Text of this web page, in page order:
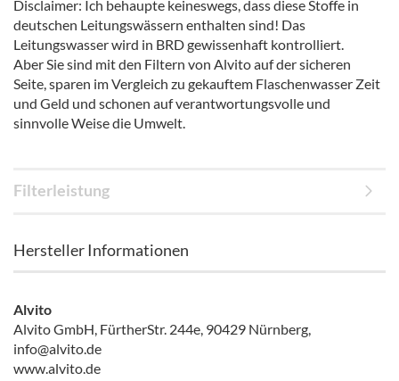
Disclaimer: Ich behaupte keineswegs, dass diese Stoffe in
deutschen Leitungswässern enthalten sind! Das
Leitungswasser wird in BRD gewissenhaft kontrolliert.
Aber Sie sind mit den Filtern von Alvito auf der sicheren
Seite, sparen im Vergleich zu gekauftem Flaschenwasser Zeit
und Geld und schonen auf verantwortungsvolle und
sinnvolle Weise die Umwelt.
Filterleistung
Hersteller Informationen
Alvito
Alvito GmbH, FürtherStr. 244e, 90429 Nürnberg,
info@alvito.de
www.alvito.de